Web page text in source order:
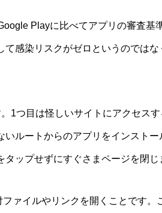
Playに比べてアプリの審査
感染リスクがゼロというのでは
1つ目は怪しいサイトにアクセス
ルートからのアプリをインスト
ップせずにすぐさまページを閉じ
ァイルやリンクを開くことです